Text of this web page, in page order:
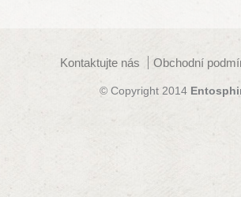
Kontaktujte nás Obchodní
© Copyright 2014